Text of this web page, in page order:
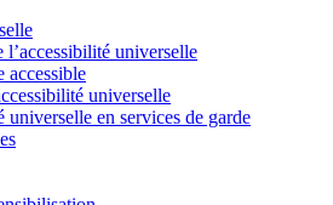
l’accessibilité universelle
accessible
universelle
universelle en services de garde